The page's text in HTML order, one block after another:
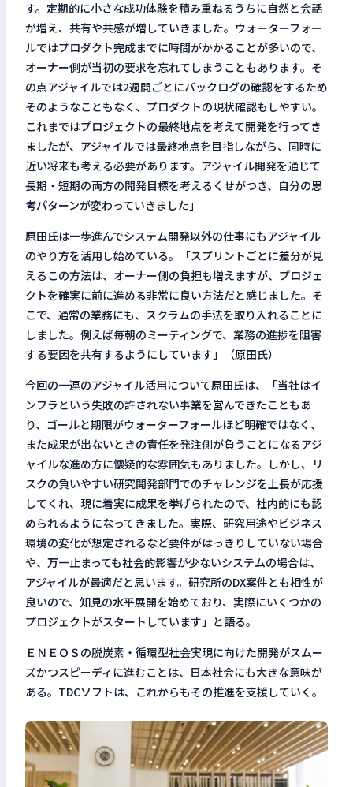
す。定期的に小さな成功体験を積み重ねるうちに自然と会話
が増え、共有や共感が増していきました。ウォーターフォー
ルではプロダクト完成までに時間がかかることが多いので、
オーナー側が当初の要求を忘れてしまうこともあります。そ
の点アジャイルでは2週間ごとにバックログの確認をするため
そのようなこともなく、プロダクトの現状確認もしやすい。
これまではプロジェクトの最終地点を考えて開発を行ってき
ましたが、アジャイルでは最終地点を目指しながら、同時に
近い将来も考える必要があります。アジャイル開発を通じて
長期・短期の両方の開発目標を考えるくせがつき、自分の思
考パターンが変わっていきました」
原田氏は一歩進んでシステム開発以外の仕事にもアジャイル
のやり方を活用し始めている。「スプリントごとに差分が見
えるこの方法は、オーナー側の負担も増えますが、プロジェ
クトを確実に前に進める非常に良い方法だと感じました。そ
こで、通常の業務にも、スクラムの手法を取り入れることに
しました。例えば毎朝のミーティングで、業務の進捗を阻害
する要因を共有するようにしています」（原田氏）
今回の一連のアジャイル活用について原田氏は、「当社はイ
ンフラという失敗の許されない事業を営んできたこともあ
り、ゴールと期限がウォーターフォールほど明確ではなく、
また成果が出ないときの責任を発注側が負うことになるアジ
ャイルな進め方に懐疑的な雰囲気もありました。しかし、リ
スクの負いやすい研究開発部門でのチャレンジを上長が応援
してくれ、現に着実に成果を挙げられたので、社内的にも認
められるようになってきました。実際、研究用途やビジネス
環境の変化が想定されるなど要件がはっきりしていない場合
や、万一止まっても社会的影響が少ないシステムの場合は、
アジャイルが最適だと思います。研究所のDX案件とも相性が
良いので、知見の水平展開を始めており、実際にいくつかの
プロジェクトがスタートしています」と語る。
ＥＮＥＯＳの脱炭素・循環型社会実現に向けた開発がスムー
ズかつスピーディに進むことは、日本社会にも大きな意味が
ある。TDCソフトは、これからもその推進を支援していく。